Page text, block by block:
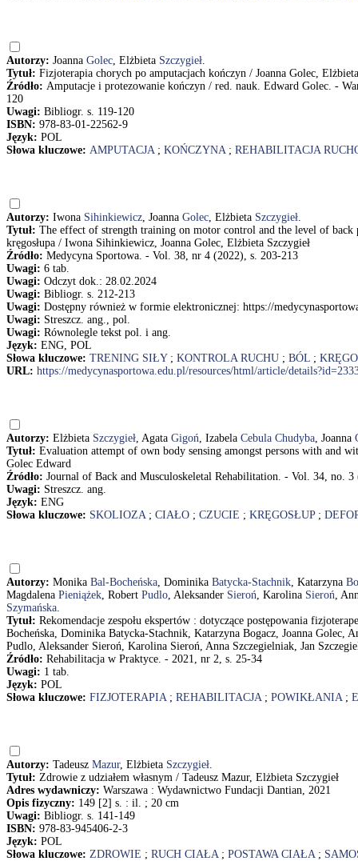
Autorzy: Joanna Golec, Elżbieta Szczygieł.
Tytuł: Fizjoterapia chorych po amputacjach kończyn / Joanna Golec,
Źródło: Amputacje i protezowanie kończyn / red. nauk. Edward Golec. -
120
Uwagi: Bibliogr. s. 119-120
ISBN: 978-83-01-22562-9
Język: POL
Słowa kluczowe: AMPUTACJA; KOŃCZYNA; REHABILITACJA
Autorzy: Iwona Sihinkiewicz, Joanna Golec, Elżbieta Szczygieł.
Tytuł: The effect of strength training on motor control and the level of
kręgosłupa / Iwona Sihinkiewicz, Joanna Golec, Elżbieta Szczygieł
Źródło: Medycyna Sportowa. - Vol. 38, nr 4 (2022), s. 203-213
Uwagi: 6 tab.
Uwagi: Odczyt dok.: 28.02.2024
Uwagi: Bibliogr. s. 212-213
Uwagi: Dostępny również w formie elektronicznej: https://
Uwagi: Streszcz. ang., pol.
Uwagi: Równolegle tekst pol. i ang.
Język: ENG, POL
Słowa kluczowe: TRENING SIŁY; KONTROLA RUCHU ; BÓL ;
URL: https://medycynasportowa.edu.pl/resources/html/article/
Autorzy: Elżbieta Szczygieł, Agata Gigoń, Izabela Cebula Chudyba, Joanna
Tytuł: Evaluation attempt of own body sensing amongst persons with and
Golec Edward
Źródło: Journal of Back and Musculoskeletal Rehabilitation. - Vol. 34, no. 3
Uwagi: Streszcz. ang.
Język: ENG
Słowa kluczowe: SKOLIOZA; CIAŁO ; CZUCIE ; KRĘGOSŁUP;
Autorzy: Monika Bal-Bocheńska, Dominika Batycka-Stachnik, Katarzyna
Magdalena Pieniążek, Robert Pudlo, Aleksander Sieroń, Karolina Sieroń,
Szymańska.
Tytuł: Rekomendacje zespołu ekspertów : dotyczące postępowania
Bocheńska, Dominika Batycka-Stachnik, Katarzyna Bogacz, Joanna
Pudlo, Aleksander Sieroń, Karolina Sieroń, Anna Szczegielniak, Jan
Źródło: Rehabilitacja w Praktyce. - 2021, nr 2, s. 25-34
Uwagi: 1 tab.
Język: POL
Słowa kluczowe: FIZJOTERAPIA; REHABILITACJA; POWIKŁANIA;
Autorzy: Tadeusz Mazur, Elżbieta Szczygieł.
Tytuł: Zdrowie z udziałem własnym / Tadeusz Mazur, Elżbieta Szczygieł
Adres wydawniczy: Warszawa : Wydawnictwo Fundacji Dantian, 2021
Opis fizyczny: 149 [2] s. : il. ; 20 cm
Uwagi: Bibliogr. s. 141-149
ISBN: 978-83-945406-2-3
Język: POL
Słowa kluczowe: ZDROWIE ; RUCH CIAŁA; POSTAWA CIAŁA;